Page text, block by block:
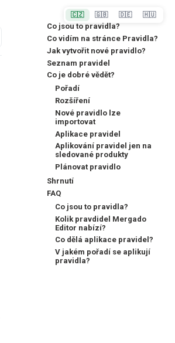
Co jsou to pravidla?
Co vidím na stránce Pravidla?
Jak vytvořit nové pravidlo?
Seznam pravidel
Co je dobré vědět?
Pořadí
Rozšíření
Nové pravidlo lze
importovat
Aplikace pravidel
Aplikování pravidel jen na
sledované produkty
Plánovat pravidlo
Shrnutí
FAQ
Co jsou to pravidla?
Kolik pravdidel Mergado
Editor nabízí?
Co dělá aplikace pravidel?
V jakém pořadí se aplikují
pravidla?
🇨🇿 🇬🇧 🇩🇪 🇭🇺